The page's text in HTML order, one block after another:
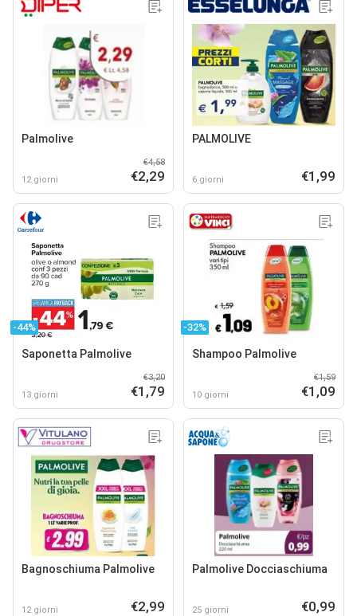
Palmolive
12 giorni
€4,58
€2,29
PALMOLIVE
6 giorni €1,99
-44%
Saponetta Palmolive
13 giorni
€3,20
€1,79
-32%
Shampoo Palmolive
10 giorni
€1,59
€1,09
Bagnoschiuma Palmolive
12 giorni €2,99
Palmolive Docciaschiuma
25 giorni €0,99